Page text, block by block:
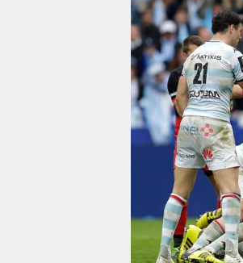
verlag
verlag
veranstaltungen
shop
fragen & hilfe
unterstützen
abo
genossenschaft